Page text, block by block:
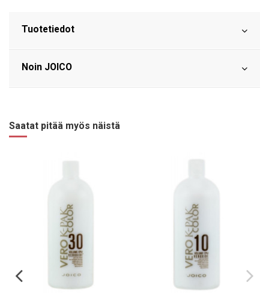
Tuotetiedot
Noin JOICO
Saatat pitää myös näistä